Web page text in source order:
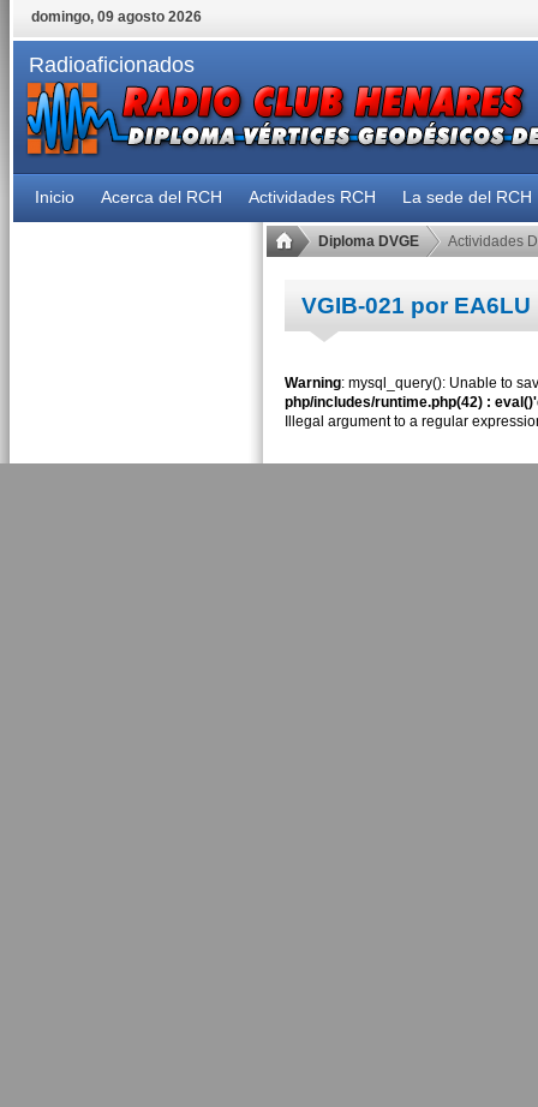
domingo, 09 agosto 2026
Radioaficionados
Inicio Acerca del RCH Actividades RCH La sede del RCH
Diploma DVGE Actividades
VGIB-021 por EA6LU
Warning: mysql_query(): Unable to
php/includes/runtime.php(42) :
Illegal argument to a regular